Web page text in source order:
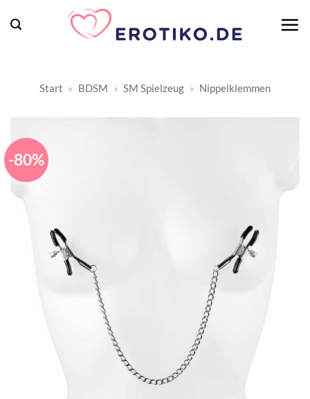
Inhalt
Start » BDSM » SM Spielzeug » Nippelklemmen
-80%